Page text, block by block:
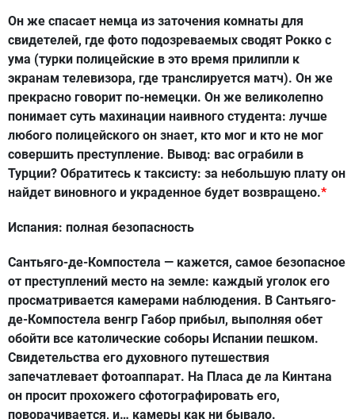
Он же спасает немца из заточения комнаты для
свидетелей, где фото подозреваемых сводят Рокко с
ума (турки полицейские в это время прилипли к
экранам телевизора, где транслируется матч). Он же
прекрасно говорит по-немецки. Он же великолепно
понимает суть махинации наивного студента: лучше
любого полицейского он знает, кто мог и кто не мог
совершить преступление. Вывод: вас ограбили в
Турции? Обратитесь к таксисту: за небольшую плату он
найдет виновного и украденное будет возвращено.*
Испания: полная безопасность
Сантьяго-де-Компостела — кажется, самое безопасное
от преступлений место на земле: каждый уголок его
просматривается камерами наблюдения. В Сантьяго-
де-Компостела венгр Габор прибыл, выполняя обет
обойти все католические соборы Испании пешком.
Свидетельства его духовного путешествия
запечатлевает фотоаппарат. На Пласа де ла Кинтана
он просит прохожего сфотографировать его,
поворачивается, и… камеры как ни бывало.